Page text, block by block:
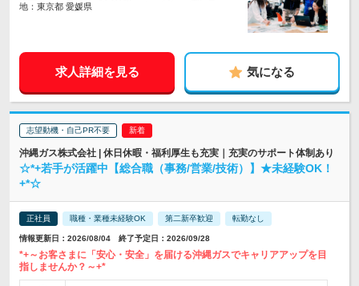
地：東京都 愛媛県
求人詳細を見る 気になる
志望動機・自己PR不要
沖縄ガス株式会社 | 休日休暇・福利厚生も充実｜充実のサポート体制あり
☆*+若手が活躍中【総合職（事務/営業/技術）】★未経験OK！
+*☆
正社員 職種・業種未経験OK 第二新卒歓迎 転勤なし
情報更新日：2026/08/04 終了予定日：2026/09/28
*+～お客さまに「安心・安全」を届ける沖縄ガスでキャリアアップを目
指しませんか？～+*